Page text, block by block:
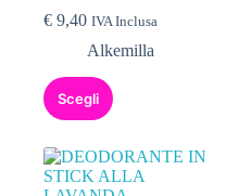
€ 9,40 IVA Inclusa
Alkemilla
Scegli